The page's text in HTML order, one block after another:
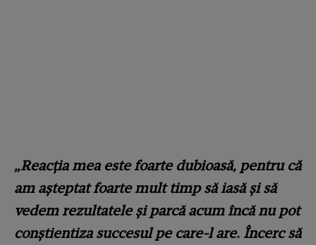
„Reacția mea este foarte dubioasă, pentru că
am așteptat foarte mult timp să iasă și să
vedem rezultatele și parcă acum încă nu pot
conștientiza succesul pe care-l are. Încerc să